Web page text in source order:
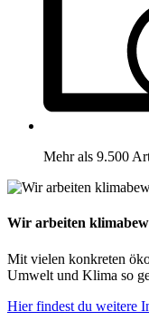
Mehr als 9.500
Wir arbeiten
Mit vielen konkreten
Umwelt und Klima so
Hier findest du weitere